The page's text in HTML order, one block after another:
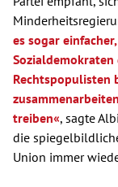
es sogar
Sozialdemokraten
Rechtspopulisten
treiben«, sagte
die
Union immer